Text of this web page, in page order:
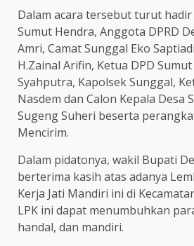
Dalam acara tersebut turut hadir
Sumut Hendra, Anggota DPRD
Amri, Camat Sunggal Eko
H.Zainal Arifin, Ketua DPD Sumut
Syahputra, Kapolsek Sunggal,
Nasdem dan Calon Kepala Desa
Sugeng Suheri beserta
Mencirim.
Dalam pidatonya, wakil Bupati
berterima kasih atas adanya
Kerja Jati Mandiri ini di
LPK ini dapat menumbuhkan
handal, dan mandiri.